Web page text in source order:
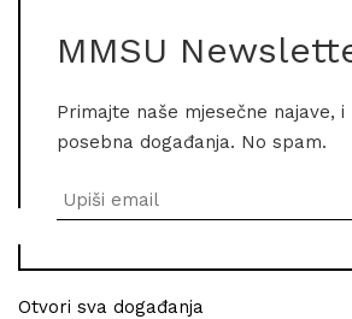
MMSU
Primajte naše mjesečne najave, i
posebna događanja. No spam.
Otvori sva događanja